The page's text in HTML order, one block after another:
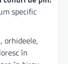
specific
orhideele,
în